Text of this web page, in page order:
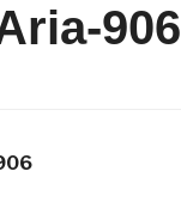
906